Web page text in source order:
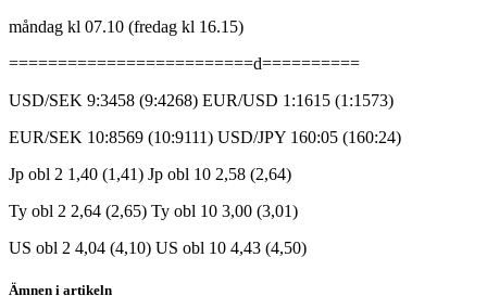
måndag kl 07.10 (fredag kl 16.15)
=========================d==========
USD/SEK 9:3458 (9:4268) EUR/USD 1:1615 (1:1573)
EUR/SEK 10:8569 (10:9111) USD/JPY 160:05 (160:24)
Jp obl 2 1,40 (1,41) Jp obl 10 2,58 (2,64)
Ty obl 2 2,64 (2,65) Ty obl 10 3,00 (3,01)
US obl 2 4,04 (4,10) US obl 10 4,43 (4,50)
Ämnen i artikeln